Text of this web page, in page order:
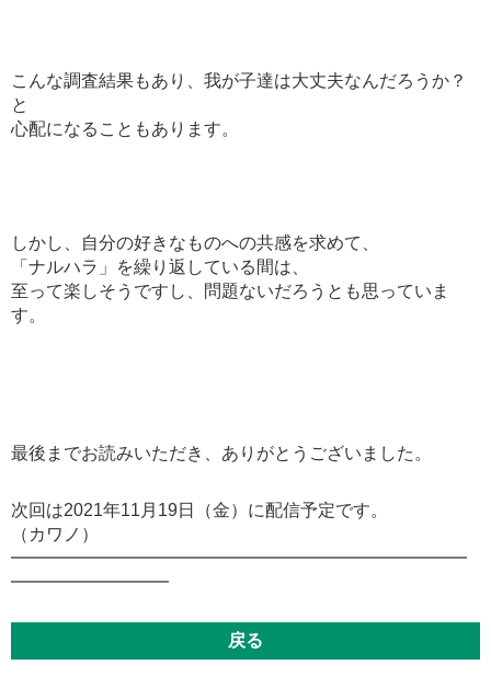
こんな調査結果もあり、我が子達は大丈夫なんだろうか？
と
心配になることもあります。
しかし、自分の好きなものへの共感を求めて、
「ナルハラ」を繰り返している間は、
至って楽しそうですし、問題ないだろうとも思っていま
す。
最後までお読みいただき、ありがとうございました。
次回は2021年11月19日（金）に配信予定です。
（カワノ）
━━━━━━━━━━━━━━━━━━━━━━━━━━
━━━━━━━━━
戻る